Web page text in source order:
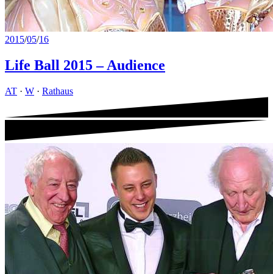
2015/05/16
Life Ball 2015 – Audience
AT · W · Rathaus